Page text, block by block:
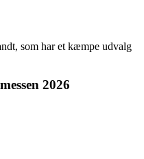
som har et kæmpe udvalg
2026